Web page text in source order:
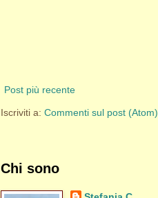
Post più recente
Iscriviti a: Commenti sul post (Atom)
Chi sono